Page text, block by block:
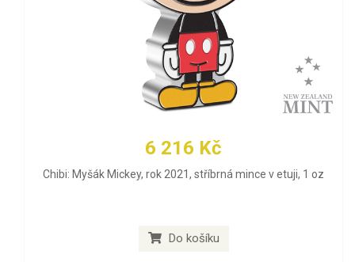
6 216 Kč
Chibi: Myšák Mickey, rok 2021, stříbrná mince v etuji, 1 oz
Do košíku